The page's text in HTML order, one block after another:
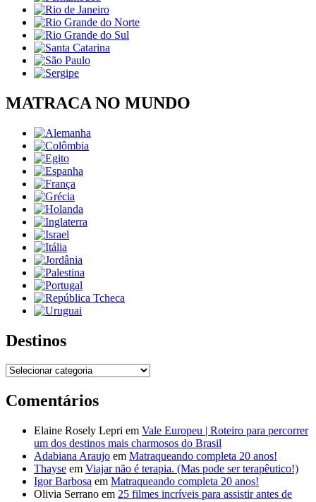
MATRACA NO MUNDO
Destinos
Destinos
Comentários
Elaine Rosely Lepri em Vale Europeu | Roteiro para percorrer
um dos destinos mais charmosos do Brasil
Adabiana Araujo em Matraqueando completa 20 anos!
Thayse em Viajar não é terapia. (Mas pode ser terapêutico!)
Igor Barbosa em Matraqueando completa 20 anos!
Olivia Serrano em 25 filmes incríveis para assistir antes de